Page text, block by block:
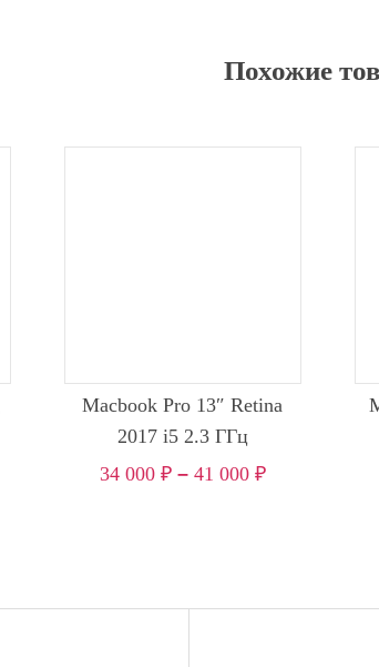
Похожие
Macbook Pro 13″ Retina
2017 i5 2.3 ГГц
34 000 ₽– 41 000 ₽